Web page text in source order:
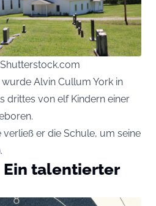
Alvin Cullum York in
drittes von elf Kindern einer
er die Schule, um seine
Ein talentierter